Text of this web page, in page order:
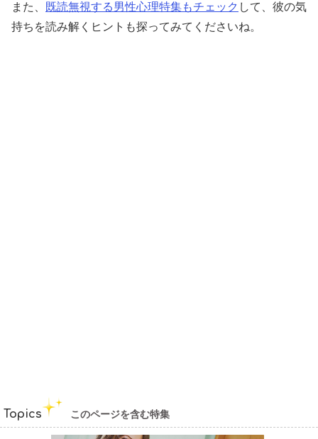
また、 既読無視する男性心理特集もチェック して、彼の気
持ちを読み解くヒントも探ってみてくださいね。
Topics このページを含む特集